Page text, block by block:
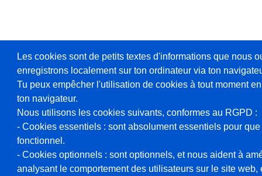
Les cookies sont de petits textes d'informations que nous
enregistrons localement sur ton ordinateur via ton
Tu peux empêcher l'utilisation de cookies à tout moment
ton navigateur.
Nous utilisons les cookies suivants, conformes au RGPD :
- Cookies essentiels : sont absolument essentiels pour
fonctionnel.
- Cookies optionnels : sont optionnels, et nous aident à
analysant le comportement des utilisateurs sur le site web,